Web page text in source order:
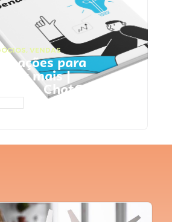
, VENDAS
ações para
mais |
ChatGPT